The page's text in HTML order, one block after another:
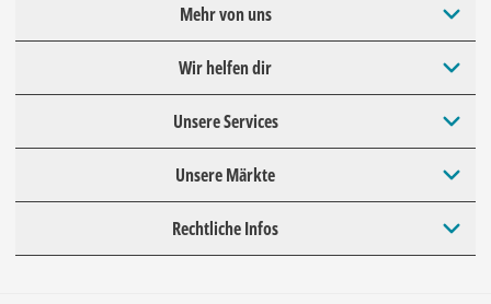
Mehr von uns
Wir helfen dir
Unsere Services
Unsere Märkte
Rechtliche Infos